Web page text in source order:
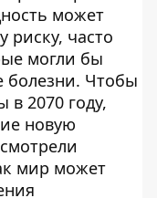
может
риску, часто
могли бы
болезни. Чтобы
в 2070 году,
новую
мир может